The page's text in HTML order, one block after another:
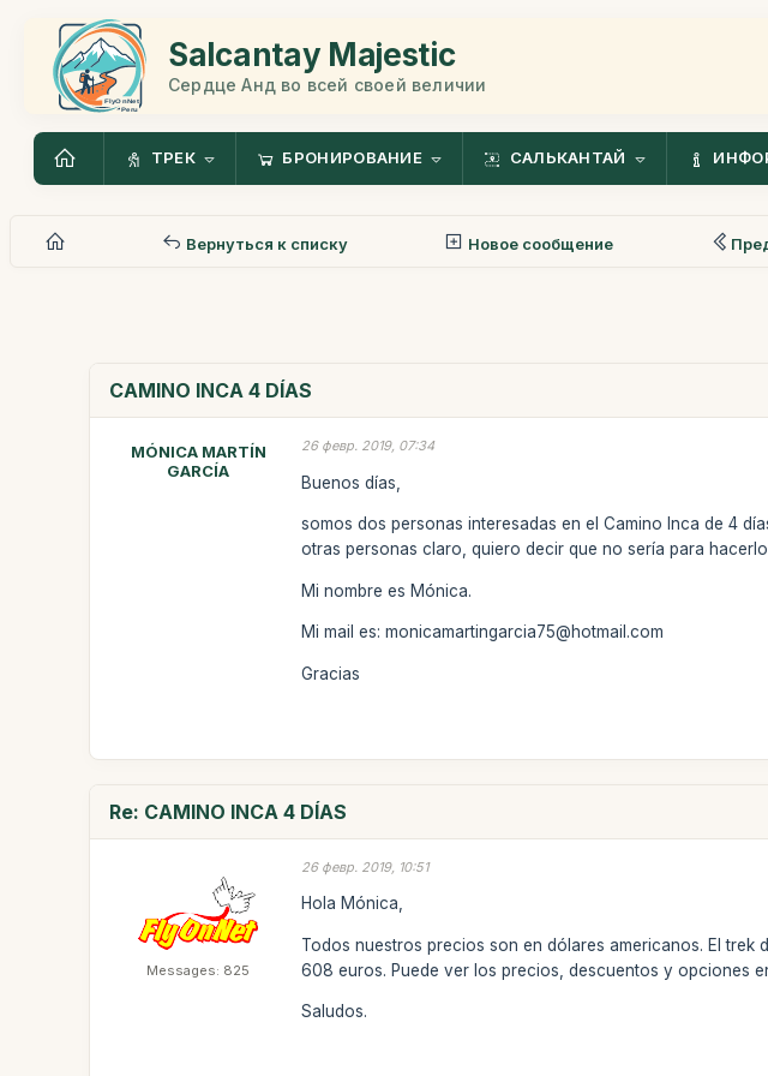
Salcantay Majestic
Сердце Анд во всей своей величии
ТРЕК БРОНИРОВАНИЕ САЛЬКАНТАЙ
Вернуться к списку Новое сообщение
CAMINO INCA 4 DÍAS
MÓNICA MARTÍN
GARCÍA
26 февр. 2019, 07:34
Buenos días,
somos dos personas interesadas en el Camino Inca de 4
otras personas claro, quiero decir que no sería para
Mi nombre es Mónica.
Mi mail es: monicamartingarcia75@hotmail.com
Gracias
Re: CAMINO INCA 4 DÍAS
Messages: 825
26 февр. 2019, 10:51
Hola Mónica,
Todos nuestros precios son en dólares americanos. El
608 euros. Puede ver los precios, descuentos y opciones
Saludos.